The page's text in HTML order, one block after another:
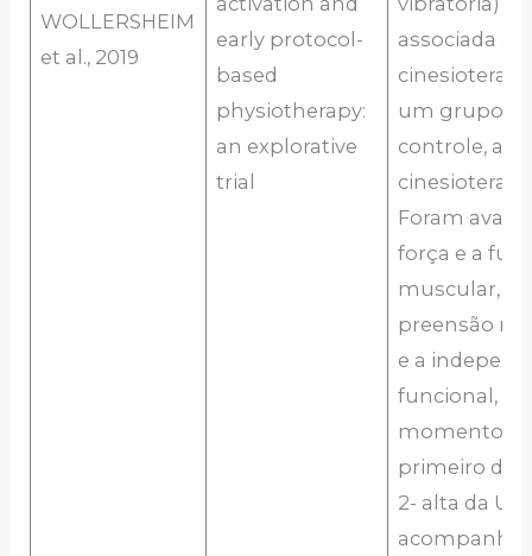
WOLLERSHEIM
et al., 2019
early protocol-
based
physiotherapy:
an explorative
trial
associada a
um grupo
controle,
Foram
força e a
muscular,
preensão
e a
funcional,
momentos:
primeiro
2- alta da UTI